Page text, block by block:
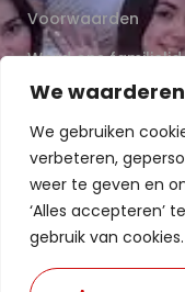
We
We gebruiken
verbeteren,
weer te geven en
‘Alles accepteren’
gebruik van cookies.
Voorwaarden
Word ons familielid